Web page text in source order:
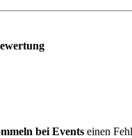
bei Events einen